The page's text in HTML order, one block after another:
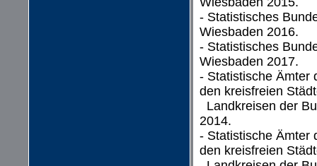
- Statistisches
Wiesbaden 2016.
- Statistisches
Wiesbaden 2017.
- Statistische Ämter
den kreisfreien
Landkreisen der
2014.
- Statistische Ämter
den kreisfreien